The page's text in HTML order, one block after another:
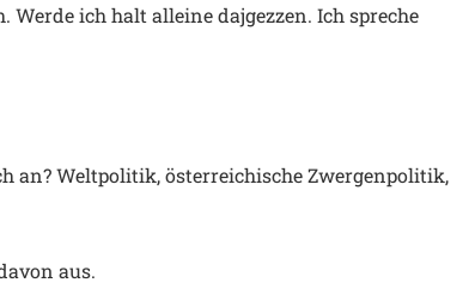
Werde ich halt alleine dajgezzen. Ich spreche
an? Weltpolitik, österreichische Zwergenpolitik,
aus.